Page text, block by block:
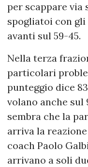
per scappare via
spogliatoi con
avanti sul 59-45.
Nella terza
particolari
punteggio dice
volano anche sul
sembra che la
arriva la
coach Paolo
arrivano a soli